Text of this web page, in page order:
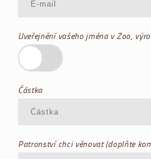
Uveřejnění vašeho jména v Zoo,
Částka
Patronství chci věnovat (doplňte